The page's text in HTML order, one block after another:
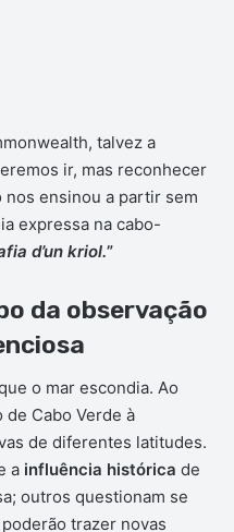
talvez a
ir, mas reconhecer
ensinou a partir sem
expressa na cabo-
d’un kriol.”
da observação
o mar escondia. Ao
de Cabo Verde à
de diferentes latitudes.
a influência histórica de
outros questionam se
trazer novas